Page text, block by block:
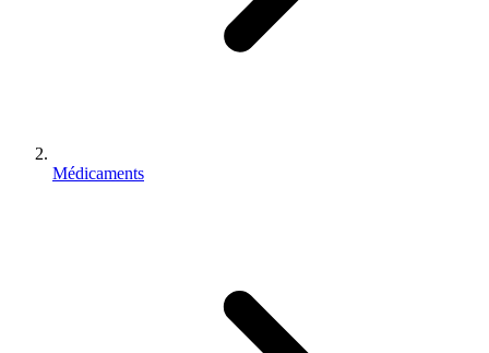
Médicaments